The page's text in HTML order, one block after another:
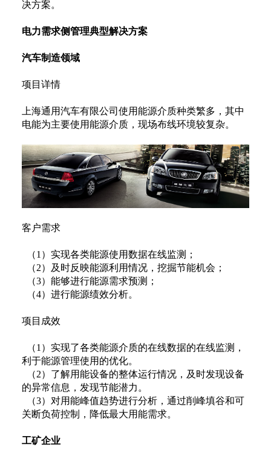
决方案。
电力需求侧管理典型解决方案
汽车制造领域
项目详情
上海通用汽车有限公司使用能源介质种类繁多，其中
电能为主要使用能源介质，现场布线环境较复杂。
客户需求
（1）实现各类能源使用数据在线监测；
（2）及时反映能源利用情况，挖掘节能机会；
（3）能够进行能源需求预测；
（4）进行能源绩效分析。
项目成效
（1）实现了各类能源介质的在线数据的在线监测，
利于能源管理使用的优化。
（2）了解用能设备的整体运行情况，及时发现设备
的异常信息，发现节能潜力。
（3）对用能峰值趋势进行分析，通过削峰填谷和可
关断负荷控制，降低最大用能需求。
工矿企业